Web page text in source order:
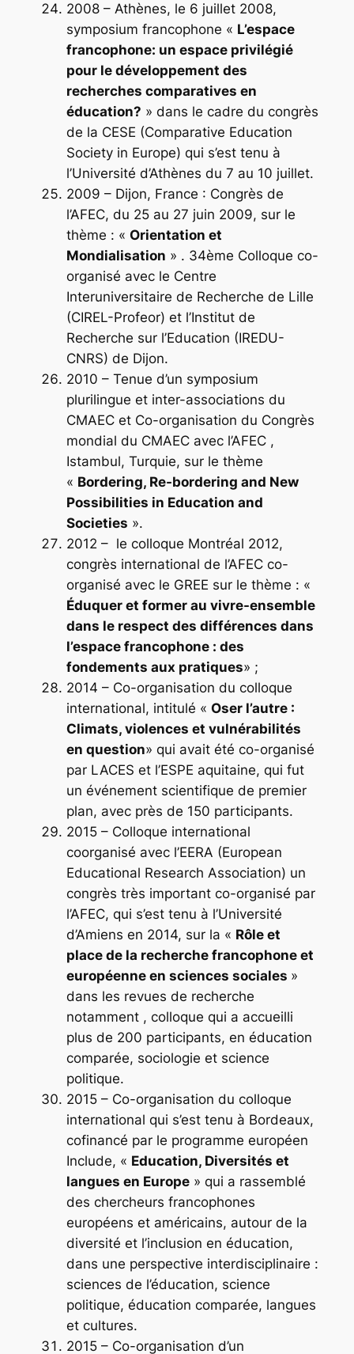
2008 – Athènes, le 6 juillet 2008,
symposium francophone « L’espace
francophone: un espace privilégié
pour le développement des
recherches comparatives en
éducation? » dans le cadre du congrès
de la CESE (Comparative Education
Society in Europe) qui s’est tenu à
l’Université d’Athènes du 7 au 10 juillet.
2009 – Dijon, France : Congrès de
l’AFEC, du 25 au 27 juin 2009, sur le
thème : « Orientation et
Mondialisation » . 34ème Colloque co-
organisé avec le Centre
Interuniversitaire de Recherche de Lille
(CIREL-Profeor) et l’Institut de
Recherche sur l’Education (IREDU-
CNRS) de Dijon.
2010 – Tenue d’un symposium
plurilingue et inter-associations du
CMAEC et Co-organisation du Congrès
mondial du CMAEC avec l’AFEC ,
Istambul, Turquie, sur le thème
« Bordering, Re-bordering and New
Possibilities in Education and
Societies ».
2012 – le colloque Montréal 2012,
congrès international de l’AFEC co-
organisé avec le GREE sur le thème : «
Éduquer et former au vivre-ensemble
dans le respect des différences dans
l’espace francophone : des
fondements aux pratiques» ;
2014 – Co-organisation du colloque
international, intitulé « Oser l’autre :
Climats, violences et vulnérabilités
en question» qui avait été co-organisé
par LACES et l’ESPE aquitaine, qui fut
un événement scientifique de premier
plan, avec près de 150 participants.
2015 – Colloque international
coorganisé avec l’EERA (European
Educational Research Association) un
congrès très important co-organisé par
l’AFEC, qui s’est tenu à l’Université
d’Amiens en 2014, sur la « Rôle et
place de la recherche francophone et
européenne en sciences sociales »
dans les revues de recherche
notamment , colloque qui a accueilli
plus de 200 participants, en éducation
comparée, sociologie et science
politique.
2015 – Co-organisation du colloque
international qui s’est tenu à Bordeaux,
cofinancé par le programme européen
Include, « Education, Diversités et
langues en Europe» qui a rassemblé
des chercheurs francophones
européens et américains, autour de la
diversité et l’inclusion en éducation,
dans une perspective interdisciplinaire :
sciences de l’éducation, science
politique, éducation comparée, langues
et cultures.
2015 – Co-organisation d’un